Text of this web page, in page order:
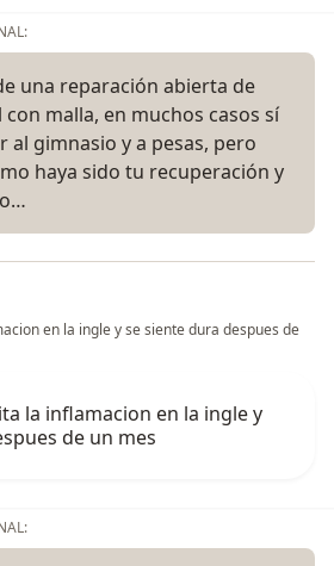
una reparación abierta de
malla, en muchos casos sí
al gimnasio y a pesas, pero
haya sido tu recuperación y
en la ingle y se siente dura despues de
la inflamacion en la ingle y
de un mes